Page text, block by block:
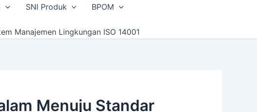
SNI Produk
BPOM
Manajemen Lingkungan ISO 14001
Menuju Standar